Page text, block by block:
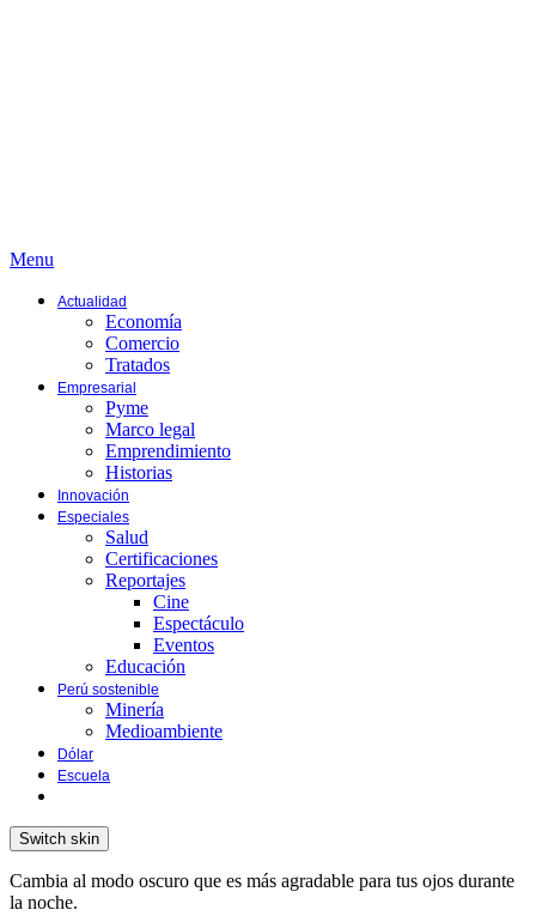
Menu
Actualidad
Economía
Comercio
Tratados
Empresarial
Pyme
Marco legal
Emprendimiento
Historias
Innovación
Especiales
Salud
Certificaciones
Reportajes
Cine
Espectáculo
Eventos
Educación
Perú sostenible
Minería
Medioambiente
Dólar
Escuela
Switch skin
Cambia al modo oscuro que es más agradable para tus ojos durante
la noche.